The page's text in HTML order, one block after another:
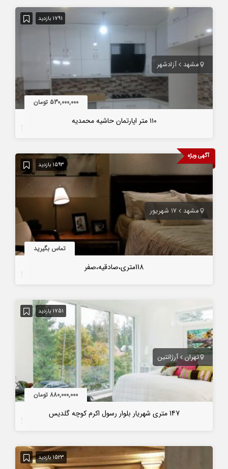
1791 بازدید
مشهد آزادشهر
530,000,000 تومان
۱۱۰ متر اپارتمان حاشیه محمدیه
آگهی ویژه
1593 بازدید
مشهد ۱۷ شهریور
تماس بگیرید
118متری،صادقیه،صفر
1751 بازدید
تهران آرژانتین
880,000,000 تومان
147 متری شهریار بلوار رسول اکرم کوچه گلدیس
1523 بازدید